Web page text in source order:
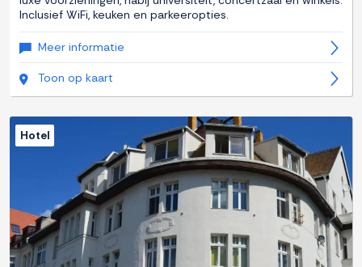
Inclusief WiFi, keuken en parkeeropties.
Meer informatie
Toon op kaart
Hotel